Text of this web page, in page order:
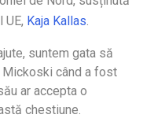
Kaja Kallas
suntem gata să
Mickoski când a fost
ar accepta o
chestiune.